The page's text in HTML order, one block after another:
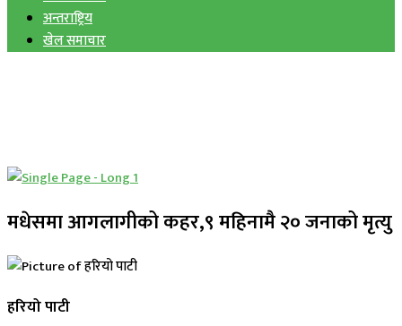
अन्तराष्ट्रिय
खेल समाचार
मधेसमा आगलागीको कहर,९ महिनामै २० जनाको मृत्यु
हरियो पाटी